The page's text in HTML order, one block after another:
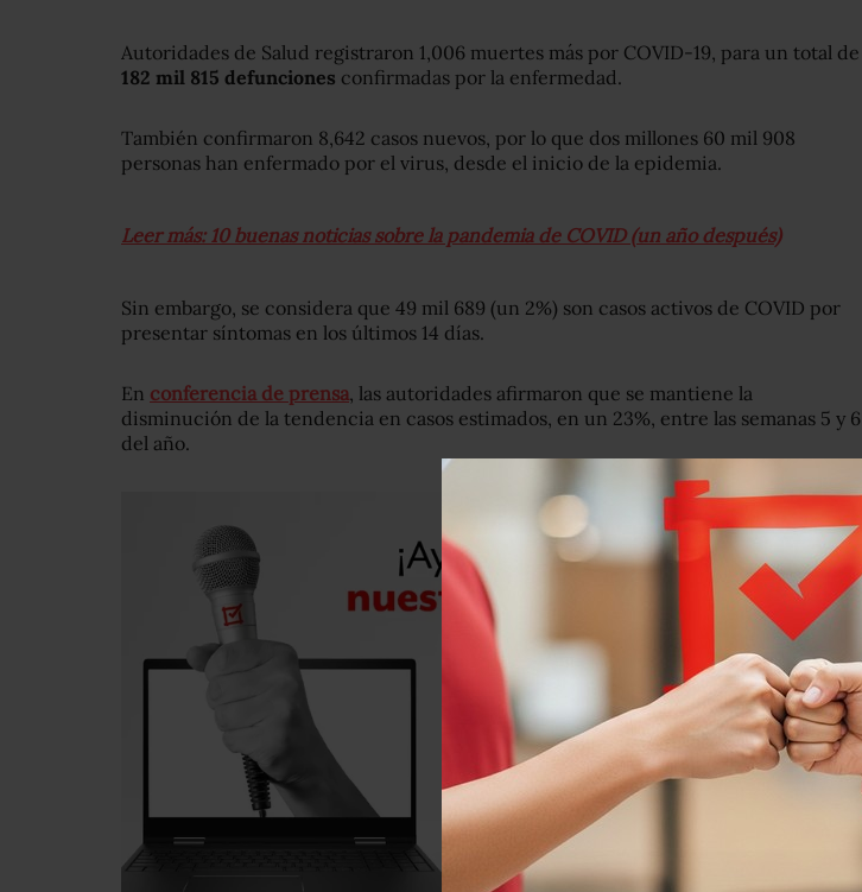
Autoridades de Salud registraron 1,006 muertes más por COVID-19, para un total de
182 mil 815 defunciones confirmadas por la enfermedad.
También confirmaron 8,642 casos nuevos, por lo que dos millones 60 mil 908
personas han enfermado por el virus, desde el inicio de la epidemia.
Leer más: 10 buenas noticias sobre la pandemia de COVID (un año después)
Sin embargo, se considera que 49 mil 689 (un 2%) son casos activos de COVID por
presentar síntomas en los últimos 14 días.
En conferencia de prensa, las autoridades afirmaron que se mantiene la
disminución de la tendencia en casos estimados, en un 23%, entre las semanas 5 y 6
del año.